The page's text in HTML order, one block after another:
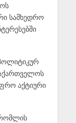
სამხედრო
აქტიური